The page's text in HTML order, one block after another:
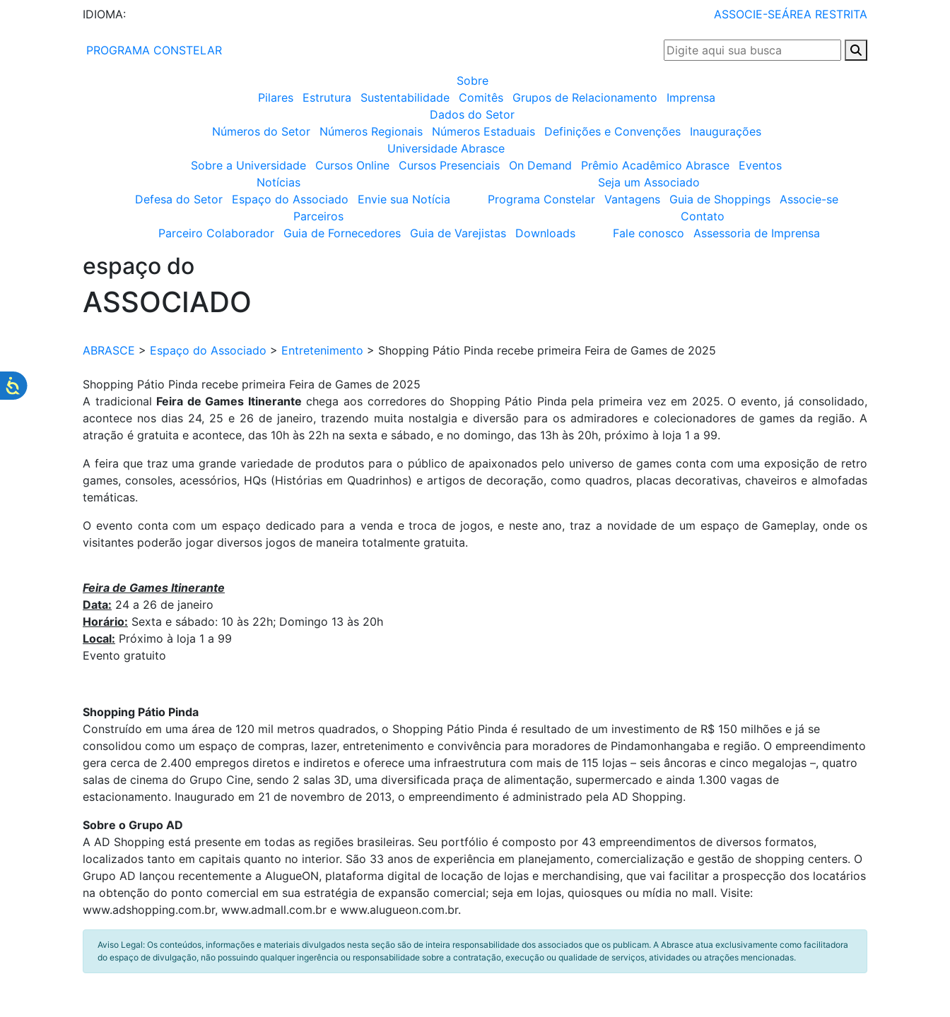
IDIOMA: ASSOCIE-SEÁREA RESTRITA
PROGRAMA CONSTELAR
Sobre
Pilares
Estrutura Sustentabilidade Comitês Grupos de Relacionamento
Imprensa
Dados do Setor
Números do Setor
Números Regionais Números Estaduais Definições e Convenções
Inaugurações
Universidade Abrasce
Sobre a Universidade
Cursos Online Cursos Presenciais On Demand Prêmio Acadêmico Abrasce
Eventos
Notícias
Defesa do Setor
Espaço do Associado Envie sua Notícia
Seja um Associado
Programa Constelar
Vantagens Guia de Shoppings
Associe-se
Parceiros
Parceiro Colaborador
Guia de Fornecedores Guia de Varejistas Downloads
Contato
Fale conosco
Assessoria de Imprensa
espaço do
ASSOCIADO
ABRASCE > Espaço do Associado > Entretenimento > Shopping Pátio Pinda recebe primeira Feira de Games de 2025
Shopping Pátio Pinda recebe primeira Feira de Games de 2025
A tradicional Feira de Games Itinerante chega aos corredores do Shopping Pátio Pinda pela primeira vez em 2025. O evento, já consolidado,
acontece nos dias 24, 25 e 26 de janeiro, trazendo muita nostalgia e diversão para os admiradores e colecionadores de games da região. A
atração é gratuita e acontece, das 10h às 22h na sexta e sábado, e no domingo, das 13h às 20h, próximo à loja 1 a 99.
A feira que traz uma grande variedade de produtos para o público de apaixonados pelo universo de games conta com uma exposição de retro
games, consoles, acessórios, HQs (Histórias em Quadrinhos) e artigos de decoração, como quadros, placas decorativas, chaveiros e almofadas
temáticas.
O evento conta com um espaço dedicado para a venda e troca de jogos, e neste ano, traz a novidade de um espaço de Gameplay, onde os
visitantes poderão jogar diversos jogos de maneira totalmente gratuita.
Feira de Games Itinerante
Data: 24 a 26 de janeiro
Horário: Sexta e sábado: 10 às 22h; Domingo 13 às 20h
Local: Próximo à loja 1 a 99
Evento gratuito
Shopping Pátio Pinda
Construído em uma área de 120 mil metros quadrados, o Shopping Pátio Pinda é resultado de um investimento de R$ 150 milhões e já se
consolidou como um espaço de compras, lazer, entretenimento e convivência para moradores de Pindamonhangaba e região. O empreendimento
gera cerca de 2.400 empregos diretos e indiretos e oferece uma infraestrutura com mais de 115 lojas – seis âncoras e cinco megalojas –, quatro
salas de cinema do Grupo Cine, sendo 2 salas 3D, uma diversificada praça de alimentação, supermercado e ainda 1.300 vagas de
estacionamento. Inaugurado em 21 de novembro de 2013, o empreendimento é administrado pela AD Shopping.
Sobre o Grupo AD
A AD Shopping está presente em todas as regiões brasileiras. Seu portfólio é composto por 43 empreendimentos de diversos formatos,
localizados tanto em capitais quanto no interior. São 33 anos de experiência em planejamento, comercialização e gestão de shopping centers. O
Grupo AD lançou recentemente a AlugueON, plataforma digital de locação de lojas e merchandising, que vai facilitar a prospecção dos locatários
na obtenção do ponto comercial em sua estratégia de expansão comercial; seja em lojas, quiosques ou mídia no mall. Visite:
www.adshopping.com.br, www.admall.com.br e www.alugueon.com.br.
Aviso Legal: Os conteúdos, informações e materiais divulgados nesta seção são de inteira responsabilidade dos associados que os publicam. A Abrasce atua exclusivamente como facilitadora
do espaço de divulgação, não possuindo qualquer ingerência ou responsabilidade sobre a contratação, execução ou qualidade de serviços, atividades ou atrações mencionadas.